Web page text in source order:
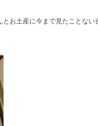
お土産に今まで見たことな